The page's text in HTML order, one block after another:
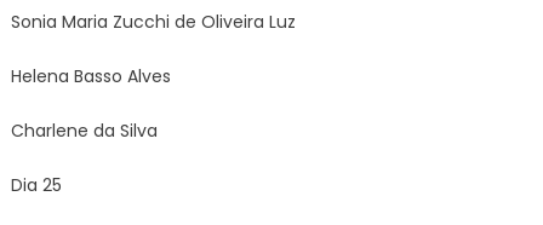
Sonia Maria Zucchi de Oliveira Luz
Helena Basso Alves
Charlene da Silva
Dia 25